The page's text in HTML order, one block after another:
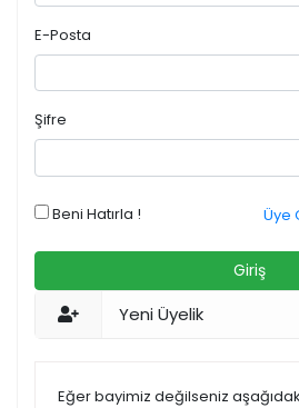
E-Posta
Şifre
Beni Hatırla ! Üye
Giriş
Yeni Üyelik
Eğer bayimiz değilseniz